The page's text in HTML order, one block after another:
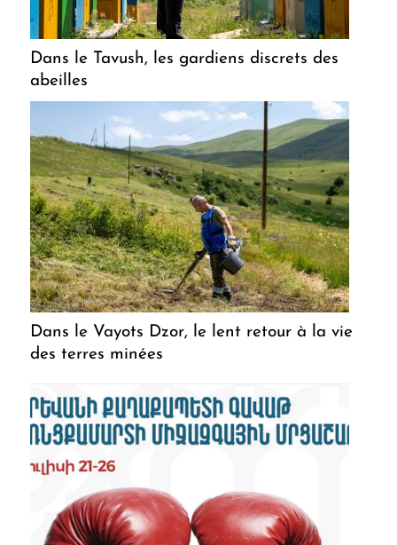
Dans le Tavush, les gardiens discrets des
abeilles
Dans le Vayots Dzor, le lent retour à la vie
des terres minées